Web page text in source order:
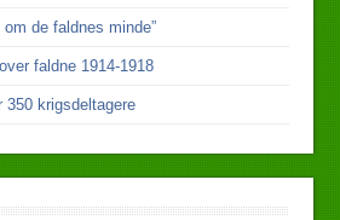
om de faldnes minde”
faldne 1914-1918
350 krigsdeltagere